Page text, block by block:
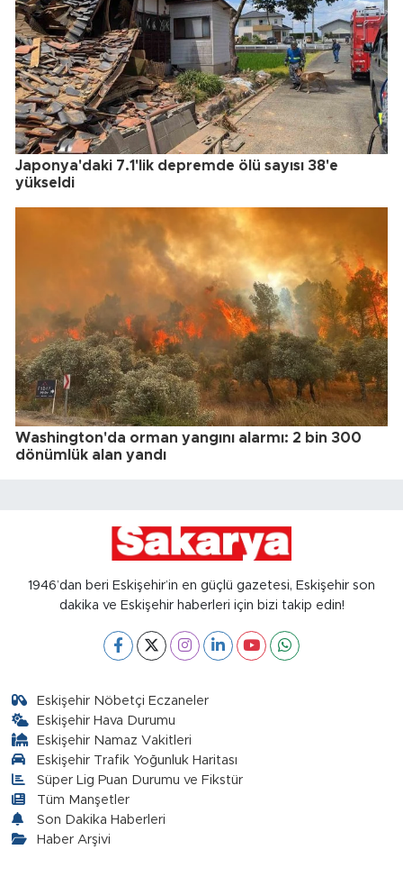
Japonya'daki 7.1'lik depremde ölü sayısı 38'e
yükseldi
Washington'da orman yangını alarmı: 2 bin 300
dönümlük alan yandı
1946’dan beri Eskişehir’in en güçlü gazetesi, Eskişehir son
dakika ve Eskişehir haberleri için bizi takip edin!
Eskişehir Nöbetçi Eczaneler
Eskişehir Hava Durumu
Eskişehir Namaz Vakitleri
Eskişehir Trafik Yoğunluk Haritası
Süper Lig Puan Durumu ve Fikstür
Tüm Manşetler
Son Dakika Haberleri
Haber Arşivi